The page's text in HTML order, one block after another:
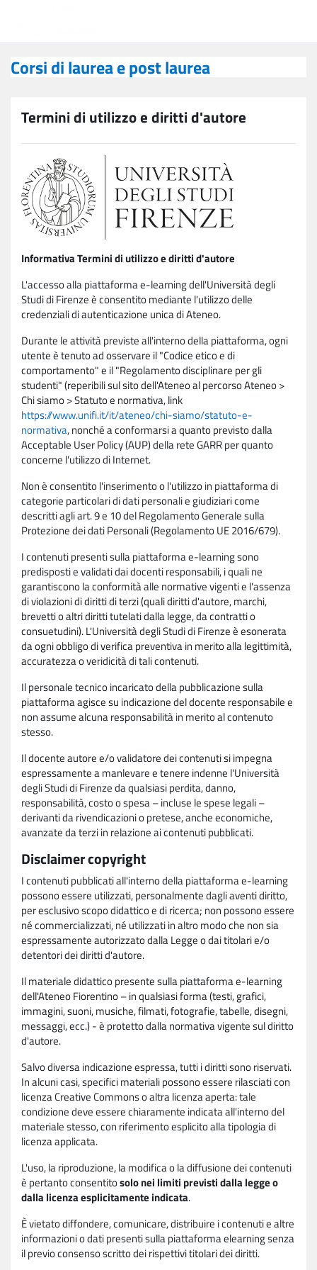
Corsi di laurea e post laurea
Termini di utilizzo e diritti d'autore
Informativa Termini di utilizzo e diritti d'autore
L'accesso alla piattaforma e-learning dell'Università degli
Studi di Firenze è consentito mediante l'utilizzo delle
credenziali di autenticazione unica di Ateneo.
Durante le attività previste all'interno della piattaforma, ogni
utente è tenuto ad osservare il "Codice etico e di
comportamento" e il "Regolamento disciplinare per gli
studenti" (reperibili sul sito dell'Ateneo al percorso Ateneo >
Chi siamo > Statuto e normativa, link
https://www.unifi.it/it/ateneo/chi-siamo/statuto-e-
normativa, nonché a conformarsi a quanto previsto dalla
Acceptable User Policy (AUP) della rete GARR per quanto
concerne l'utilizzo di Internet.
Non è consentito l'inserimento o l'utilizzo in piattaforma di
categorie particolari di dati personali e giudiziari come
descritti agli art. 9 e 10 del Regolamento Generale sulla
Protezione dei dati Personali (Regolamento UE 2016/679).
I contenuti presenti sulla piattaforma e-learning sono
predisposti e validati dai docenti responsabili, i quali ne
garantiscono la conformità alle normative vigenti e l'assenza
di violazioni di diritti di terzi (quali diritti d'autore, marchi,
brevetti o altri diritti tutelati dalla legge, da contratti o
consuetudini). L'Università degli Studi di Firenze è esonerata
da ogni obbligo di verifica preventiva in merito alla legittimità,
accuratezza o veridicità di tali contenuti.
Il personale tecnico incaricato della pubblicazione sulla
piattaforma agisce su indicazione del docente responsabile e
non assume alcuna responsabilità in merito al contenuto
stesso.
Il docente autore e/o validatore dei contenuti si impegna
espressamente a manlevare e tenere indenne l'Università
degli Studi di Firenze da qualsiasi perdita, danno,
responsabilità, costo o spesa – incluse le spese legali –
derivanti da rivendicazioni o pretese, anche economiche,
avanzate da terzi in relazione ai contenuti pubblicati.
Disclaimer copyright
I contenuti pubblicati all'interno della piattaforma e-learning
possono essere utilizzati, personalmente dagli aventi diritto,
per esclusivo scopo didattico e di ricerca; non possono essere
né commercializzati, né utilizzati in altro modo che non sia
espressamente autorizzato dalla Legge o dai titolari e/o
detentori dei diritti d'autore.
Il materiale didattico presente sulla piattaforma e-learning
dell'Ateneo Fiorentino – in qualsiasi forma (testi, grafici,
immagini, suoni, musiche, filmati, fotografie, tabelle, disegni,
messaggi, ecc.) - è protetto dalla normativa vigente sul diritto
d'autore.
Salvo diversa indicazione espressa, tutti i diritti sono riservati.
In alcuni casi, specifici materiali possono essere rilasciati con
licenza Creative Commons o altra licenza aperta: tale
condizione deve essere chiaramente indicata all'interno del
materiale stesso, con riferimento esplicito alla tipologia di
licenza applicata.
L'uso, la riproduzione, la modifica o la diffusione dei contenuti
è pertanto consentitosolo nei limiti previsti dalla legge o
dalla licenza esplicitamente indicata.
È vietato diffondere, comunicare, distribuire i contenuti e altre
informazioni o dati presenti sulla piattaforma elearning senza
il previo consenso scritto dei rispettivi titolari dei diritti.